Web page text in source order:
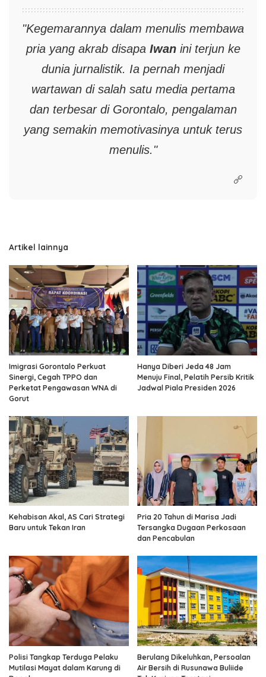
"Kegemarannya dalam menulis membawa
pria yang akrab disapa Iwanini terjun ke
dunia jurnalistik. Ia pernah menjadi
wartawan di salah satu media pertama
dan terbesar di Gorontalo, pengalaman
yang semakin memotivasinya untuk terus
menulis."
Artikel lainnya
Imigrasi Gorontalo Perkuat
Sinergi, Cegah TPPO dan
Perketat Pengawasan WNA di
Gorut
Hanya Diberi Jeda 48 Jam
Menuju Final, Pelatih Persib Kritik
Jadwal Piala Presiden 2026
Kehabisan Akal, AS Cari Strategi
Baru untuk Tekan Iran
Pria 20 Tahun di Marisa Jadi
Tersangka Dugaan Perkosaan
dan Pencabulan
Polisi Tangkap Terduga Pelaku
Mutilasi Mayat dalam Karung di
Berulang Dikeluhkan, Persoalan
Air Bersih di Rusunawa Buliide